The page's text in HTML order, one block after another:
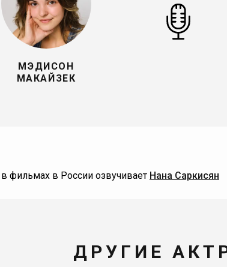
МЭДИСОН
МАКАЙЗЕК
фильмах в России озвучивает Нана Саркисян
ДРУГИЕ